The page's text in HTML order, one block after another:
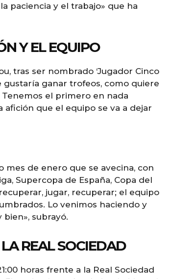
paciencia y el trabajo» que ha
Y EL EQUIPO
tras ser nombrado ‘Jugador Cinco
gustaría ganar trofeos, como quiere
el primero en nada
afición que el equipo se va a dejar
de enero que se avecina, con
Supercopa de España, Copa del
jugar, recuperar; el equipo
Lo venimos haciendo y
subrayó.
REAL SOCIEDAD
horas frente a la Real Sociedad